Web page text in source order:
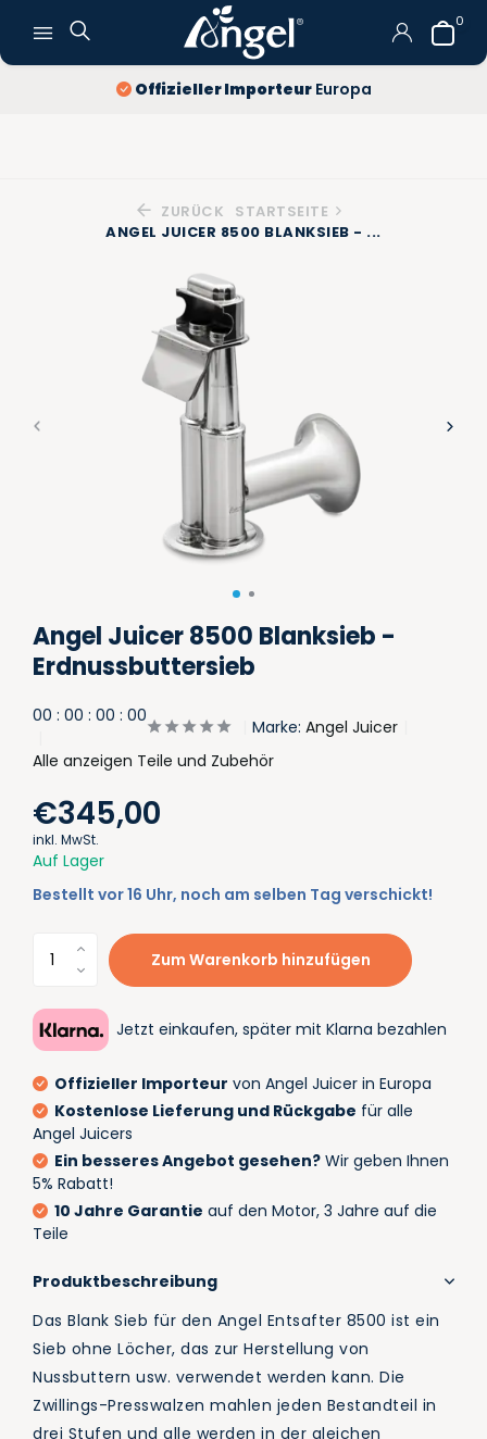
0
Offizieller Importeur Europa
ZURÜCK
STARTSEITE
ANGEL JUICER 8500 BLANKSIEB - ...
Angel Juicer 8500 Blanksieb -
Erdnussbuttersieb
00 : 00 : 00 : 00
Marke: Angel Juicer
Alle anzeigen Teile und Zubehör
€345,00
inkl. MwSt.
Auf Lager
Bestellt vor 16 Uhr, noch am selben Tag verschickt!
Zum Warenkorb hinzufügen
Jetzt einkaufen, später mit Klarna bezahlen
Offizieller Importeur von Angel Juicer in Europa
Kostenlose Lieferung und Rückgabe für alle
Angel Juicers
Ein besseres Angebot gesehen? Wir geben Ihnen
5% Rabatt!
10 Jahre Garantie auf den Motor, 3 Jahre auf die
Teile
Produktbeschreibung
Das Blank Sieb für den Angel Entsafter 8500 ist ein
Sieb ohne Löcher, das zur Herstellung von
Nussbuttern usw. verwendet werden kann. Die
Zwillings-Presswalzen mahlen jeden Bestandteil in
drei Stufen und alle werden in der gleichen